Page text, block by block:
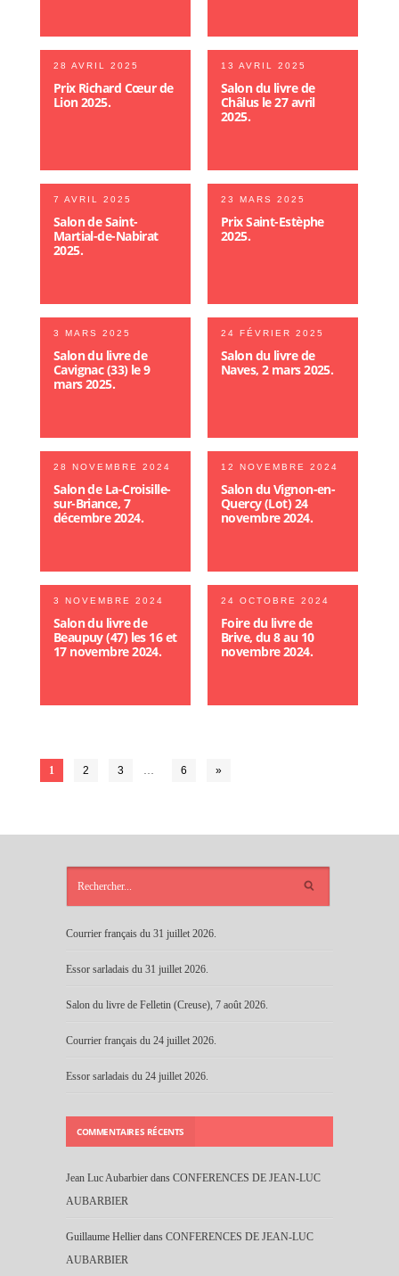
28 AVRIL 2025
Prix Richard Cœur de
Lion 2025.
13 AVRIL 2025
Salon du livre de
Châlus le 27 avril
2025.
7 AVRIL 2025
Salon de Saint-
Martial-de-Nabirat
2025.
23 MARS 2025
Prix Saint-Estèphe
2025.
3 MARS 2025
Salon du livre de
Cavignac (33) le 9
mars 2025.
24 FÉVRIER 2025
Salon du livre de
Naves, 2 mars 2025.
28 NOVEMBRE 2024
Salon de La-Croisille-
sur-Briance, 7
décembre 2024.
12 NOVEMBRE 2024
Salon du Vignon-en-
Quercy (Lot) 24
novembre 2024.
3 NOVEMBRE 2024
Salon du livre de
Beaupuy (47) les 16 et
17 novembre 2024.
24 OCTOBRE 2024
Foire du livre de
Brive, du 8 au 10
novembre 2024.
1 2 3 6 »
Courrier français du 31 juillet 2026.
Essor sarladais du 31 juillet 2026.
Salon du livre de Felletin (Creuse), 7 août 2026.
Courrier français du 24 juillet 2026.
Essor sarladais du 24 juillet 2026.
COMMENTAIRES RÉCENTS
Jean Luc Aubarbier dans CONFERENCES DE JEAN-LUC
AUBARBIER
Guillaume Hellier dans CONFERENCES DE JEAN-LUC
AUBARBIER